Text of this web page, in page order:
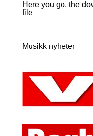
Here you go, the
file
Musikk nyheter